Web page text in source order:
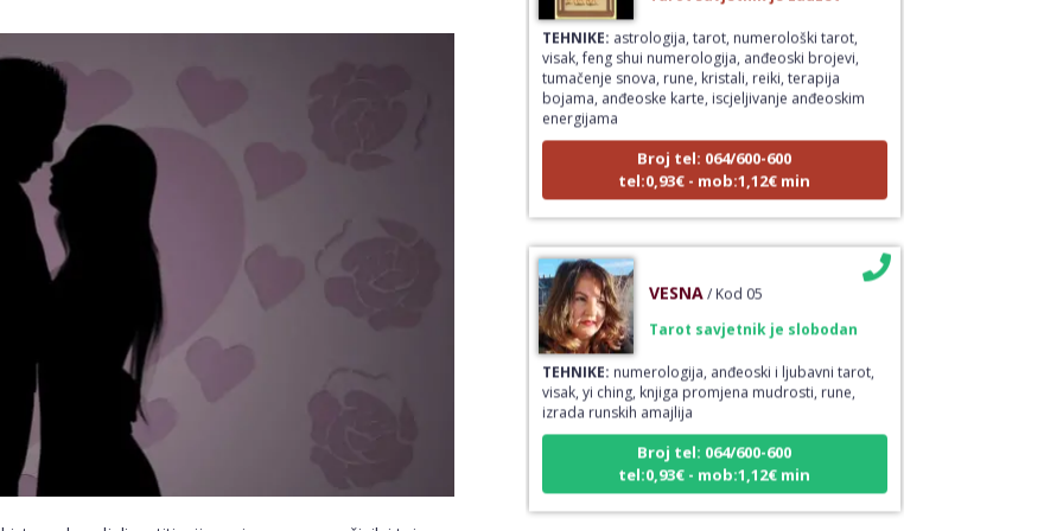
TEHNIKE:astrologija, tarot, numerološki tarot,
visak, feng shui numerologija, anđeoski brojevi,
tumačenje snova, rune, kristali, reiki, terapija
bojama, anđeoske karte, iscjeljivanje anđeoskim
energijama
Broj tel: 064/600-600
tel:0,93€ - mob:1,12€ min
/ Kod 05
Tarot savjetnik je slobodan
TEHNIKE:numerologija, anđeoski i ljubavni tarot,
visak, yi ching, knjiga promjena mudrosti, rune,
izrada runskih amajlija
Broj tel: 064/600-600
tel:0,93€ - mob:1,12€ min